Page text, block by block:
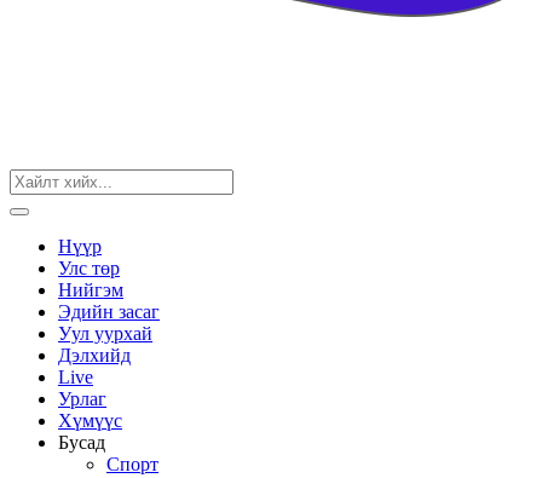
Нүүр
Улс төр
Нийгэм
Эдийн засаг
Уул уурхай
Дэлхийд
Live
Урлаг
Хүмүүс
Бусад
Спорт